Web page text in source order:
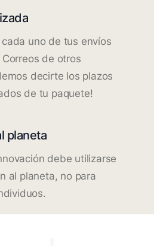
uno de tus envíos
de otros
decirte los plazos
de tu paquete!
planeta
debe utilizarse
al planeta, no para